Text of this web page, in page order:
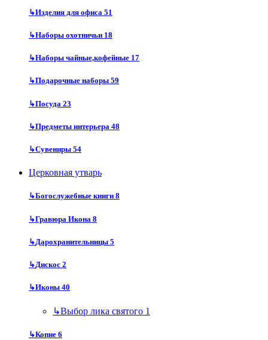
↳Изделия для офиса 51
↳Наборы охотничьи 18
↳Наборы чайные,кофейные 17
↳Подарочные наборы 59
↳Посуда 23
↳Предметы интерьера 48
↳Сувениры 54
Церковная утварь
↳Богослужебные книги 8
↳Гравюра Икона 8
↳Дарохранительницы 5
↳Дискос 2
↳Иконы 40
↳Выбор лика святого 1
↳Копие 6